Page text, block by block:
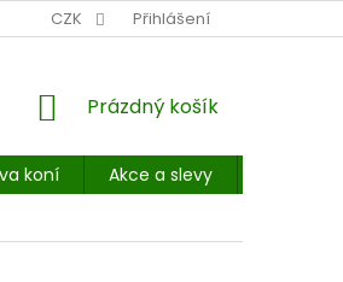
SUPERVÝDEJNY, UPS
CZK Přihlášení
NÁKUPNÍ
Prázdný košík
koní Akce a slevy